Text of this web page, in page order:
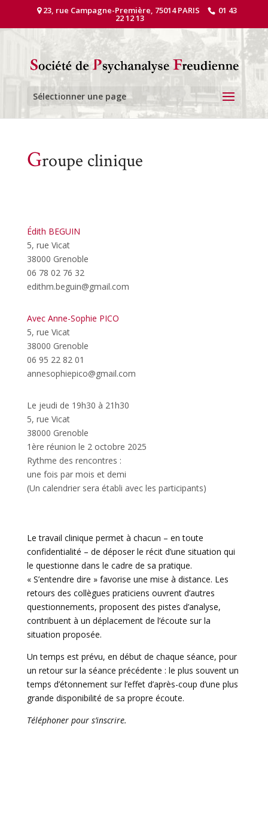
23, rue Campagne-Première, 75014 PARIS 01 43
22 12 13
Sélectionner une page
Groupe clinique
Édith BEGUIN
5, rue Vicat
38000 Grenoble
06 78 02 76 32
edithm.beguin@gmail.com
Avec Anne-Sophie PICO
5, rue Vicat
38000 Grenoble
06 95 22 82 01
annesophiepico@gmail.com
Le jeudi de 19h30 à 21h30
5, rue Vicat
38000 Grenoble
1ère réunion le 2 octobre 2025
Rythme des rencontres :
une fois par mois et demi
(Un calendrier sera établi avec les participants)
Le travail clinique permet à chacun – en toute
confidentialité – de déposer le récit d’une situation qui
le questionne dans le cadre de sa pratique.
« S’entendre dire » favorise une mise à distance. Les
retours des collègues praticiens ouvrent d’autres
questionnements, proposent des pistes d’analyse,
contribuent à un déplacement de l’écoute sur la
situation proposée.
Un temps est prévu, en début de chaque séance, pour
un retour sur la séance précédente : le plus souvent un
temps d’étonnement sur l’effet d’après-coup d’une plus
grande disponibilité de sa propre écoute.
Téléphoner pour s’inscrire.